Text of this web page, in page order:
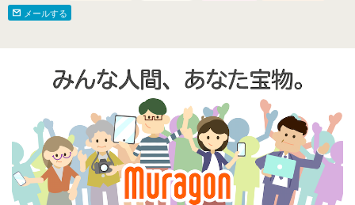
メールする